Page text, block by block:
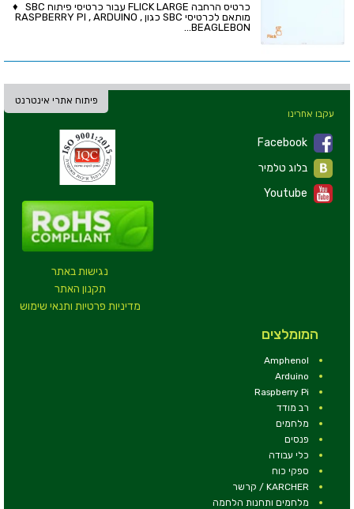
כרטיס הרחבה FLICK LARGE עבור כרטיסי פיתוח SBC ♦
מותאם לכרטיסי SBC כגון RASPBERRY PI , ARDUINO ,
BEAGLEBON...
פיתוח אתרי אינטרנט
נגישות באתר
תקנון האתר
מדיניות פרטיות ותנאי שימוש
עקבו אחרינו
Facebook
Youtube
המומלצים
Amphenol
Arduino
Raspberry Pi
רב מודד
מלחמים
פנסים
כלי עבודה
ספקי כוח
KARCHER / קרשר
מלחמים ותחנות הלחמה